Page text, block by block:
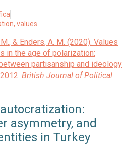
, values
& Enders, A. M. (2020). Values
in the age of polarization:
partisanship and ideology
British Journal of Political
asymmetry, and
in Turkey